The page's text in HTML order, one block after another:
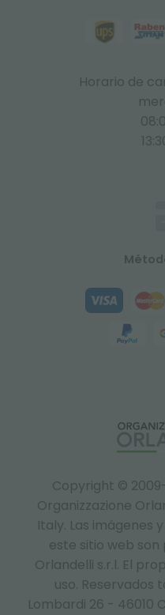
Copyright ©
Organizzazione
Italy. Las imágenes
este sitio web
Orlandelli s.r.l. El
uso. Reservados
Lombardi 26 - 46010
Horario de